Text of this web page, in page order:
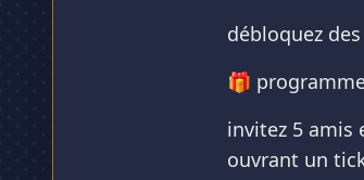
débloquez
🎁
invitez 5 amis
ouvrant un